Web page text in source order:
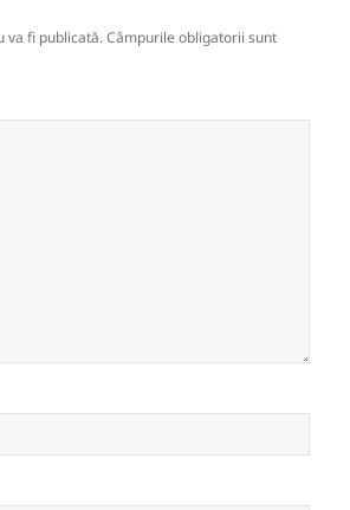
va fi publicată. Câmpurile obligatorii sunt